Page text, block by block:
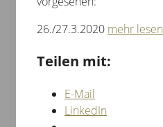
26./27.3.2020 mehr lesen
Teilen mit:
E-Mail
LinkedIn